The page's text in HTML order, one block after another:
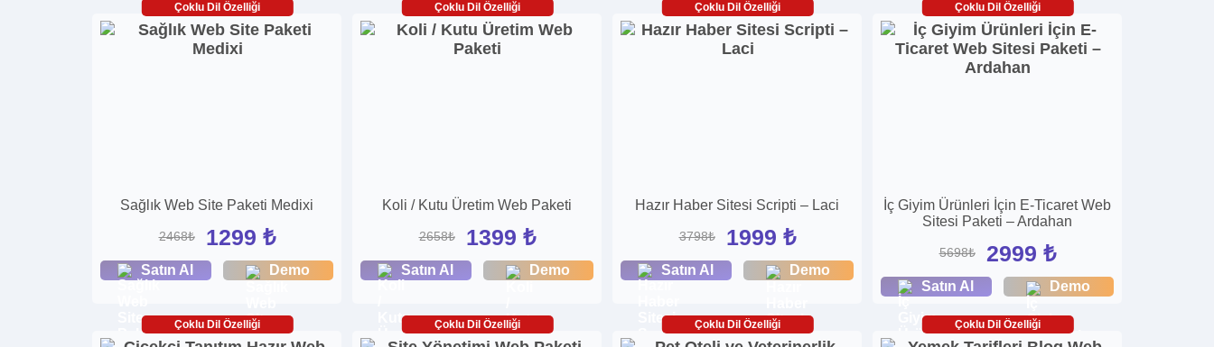
Çoklu Dil Özelliği
Sağlık Web Site Paketi Medixi
2468₺ 1299 ₺
Satın Al Demo
Çoklu Dil Özelliği
Koli / Kutu Üretim Web Paketi
2658₺ 1399 ₺
Satın Al Demo
Çoklu Dil Özelliği
Hazır Haber Sitesi Scripti – Laci
3798₺ 1999 ₺
Satın Al Demo
Çoklu Dil Özelliği
İç Giyim Ürünleri İçin E-Ticaret Web
Sitesi Paketi – Ardahan
5698₺ 2999 ₺
Satın Al Demo
Çoklu Dil Özelliği Çoklu Dil Özelliği Çoklu Dil Özelliği Çoklu Dil Özelliği